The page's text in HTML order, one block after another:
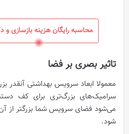
محاسبه رایگان هزینه بازسازی
تاثیر بصری بر فضا
معمولا ابعاد سرویس بهداشتی آنقدر
سرامیک‌های بزرگ‌تری برای کف
می‌شود فضای سرویس شما بزرگتر از
شود.